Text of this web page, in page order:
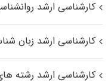
کارشناسی ارشد
کارشناسی ارشد زبان
کارشناسی ارشد رﺷﺘﻪ